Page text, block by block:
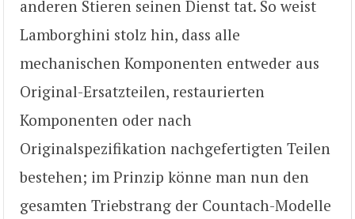
anderen Stieren seinen Dienst tat. So weist
Lamborghini stolz hin, dass alle
mechanischen Komponenten entweder aus
Original-Ersatzteilen, restaurierten
Komponenten oder nach
Originalspezifikation nachgefertigten Teilen
bestehen; im Prinzip könne man nun den
gesamten Triebstrang der Countach-Modelle